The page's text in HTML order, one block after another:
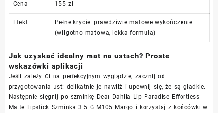
Cena 155 zł
Efekt
Pełne krycie, prawdziwie matowe wykończenie
(wilgotno-matowa, lekka formuła)
Jak uzyskać idealny mat na ustach? Proste
wskazówki aplikacji
Jeśli zależy Ci na perfekcyjnym wyglądzie, zacznij od
przygotowania ust: delikatnie je nawilż i upewnij się, że są gładkie.
Następnie sięgnij po szminkę Dear Dahlia Lip Paradise Effortless
Matte Lipstick Szminka 3.5 G M105 Margo i korzystaj z końcówki w